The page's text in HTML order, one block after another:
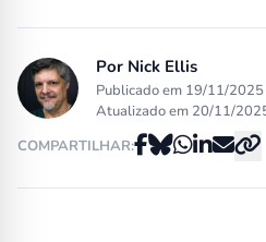
Por Nick Ellis
Publicado em 19/11/
Atualizado em 20/11/
COMPARTILHAR: